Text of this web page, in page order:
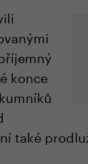
konce
také